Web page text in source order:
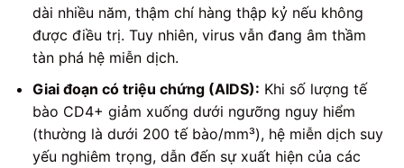
dài nhiều năm, thậm chí hàng thập kỷ nếu không
được điều trị. Tuy nhiên, virus vẫn đang âm thầm
tàn phá hệ miễn dịch.
Giai đoạn có triệu chứng (AIDS): Khi số lượng tế
bào CD4+ giảm xuống dưới ngưỡng nguy hiểm
(thường là dưới 200 tế bào/mm³), hệ miễn dịch suy
yếu nghiêm trọng, dẫn đến sự xuất hiện của các